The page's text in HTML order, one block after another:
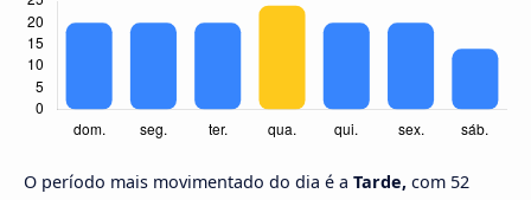
O período mais movimentado do dia é a Tarde, com 52